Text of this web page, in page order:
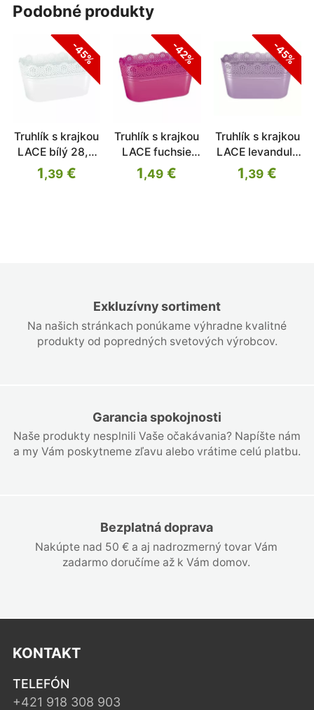
Exkluzívny sortiment
Na našich stránkach ponúkame výhradne kvalitné
produkty od popredných svetových výrobcov.
Garancia spokojnosti
Naše produkty nesplnili Vaše očakávania? Napíšte nám
a my Vám poskytneme zľavu alebo vrátime celú platbu.
Bezplatná doprava
Nakúpte nad 50 € a aj nadrozmerný tovar Vám
zadarmo doručíme až k Vám domov.
podobné produkty
-45%
Truhlík s krajkou
LACE bílý 28,5
cm
1,39€
-42%
Truhlík s krajkou
LACE fuchsie
28,5 cm
1,49 €
-45%
Truhlík s krajkou
LACE levandule
28,5 cm
1,39 €
KONTAKT
TELEFÓN
+421 918 308 903